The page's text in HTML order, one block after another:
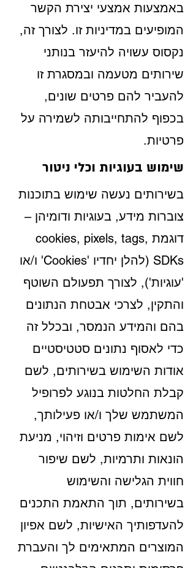
באמצעות אמצעי יצירת הקשר
המופיעים במדיניות זו. לצורך זה,
נקסוס עשויה להיעזר בנותני
שירותים מטעמה ובמסגרת זו
להעביר להם פרטים שונים,
בכפוף להתחייבותה לשמירה על
פרטיות.
שימוש בעוגיות וכלי ניטור
בשירותים נעשה שימוש בתוכנות
צוברות מידע, בעוגיות ודומיהן –
דוגמת cookies, pixels, tags,
SDKs (להלן יחדיו 'Cookies' ו/או
'עוגיות'), לצורך תפעולם השוטף
והתקין, לצרכי אבטחת הנתונים
בהם והמידע הנמסר, ובכלל זה
כדי לאסוף נתונים סטטיסטיים
אודות השימוש בשירותים, לשם
קבלת החלטות בנוגע לפרופיל
המשתמש שלך ו/או פעילותך,
לשם אימות פרטים וזיהוי, מניעת
הונאות ותרמיות, לשם שיפור
חווית הגלישה והשימוש
בשירותים, תוך התאמת התכנים
להעדפותיך האישיות, לשם אפיון
המוצרים המתאימים לך והעברת